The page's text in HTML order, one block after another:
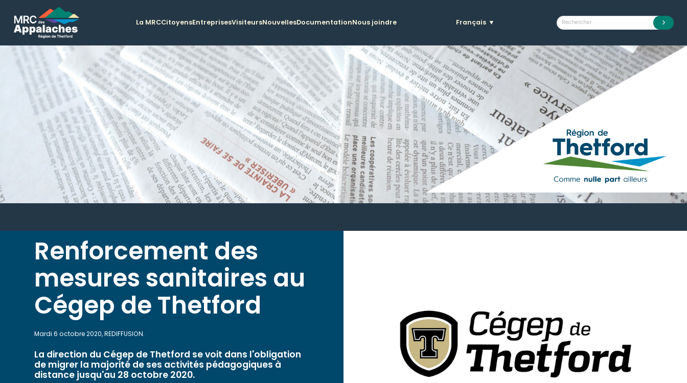
La MRCCitoyensEntreprisesVisiteursNouvellesDocumentationNous joindre Français ▼
Renforcement des
mesures sanitaires au
Cégep de Thetford
Mardi 6 octobre 2020, REDIFFUSION.
La direction du Cégep de Thetford se voit dans l'obligation
de migrer la majorité de ses activités pédagogiques à
distance jusqu'au 28 octobre 2020.